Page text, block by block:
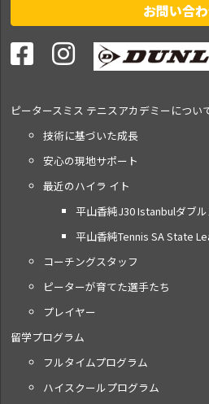
お問い合
ピータースミス テニスアカデミーについ
技術に基づいた成長
安心の現地サポート
最近のハイラ イト
平山香純J30 Istanbulダブル
平山香純Tennis SA State
コーチングスタッフ
ピーターが育てた選手たち
プレイヤー
留学プログラム
フルタイムプログラム
ハイスクールプログラム